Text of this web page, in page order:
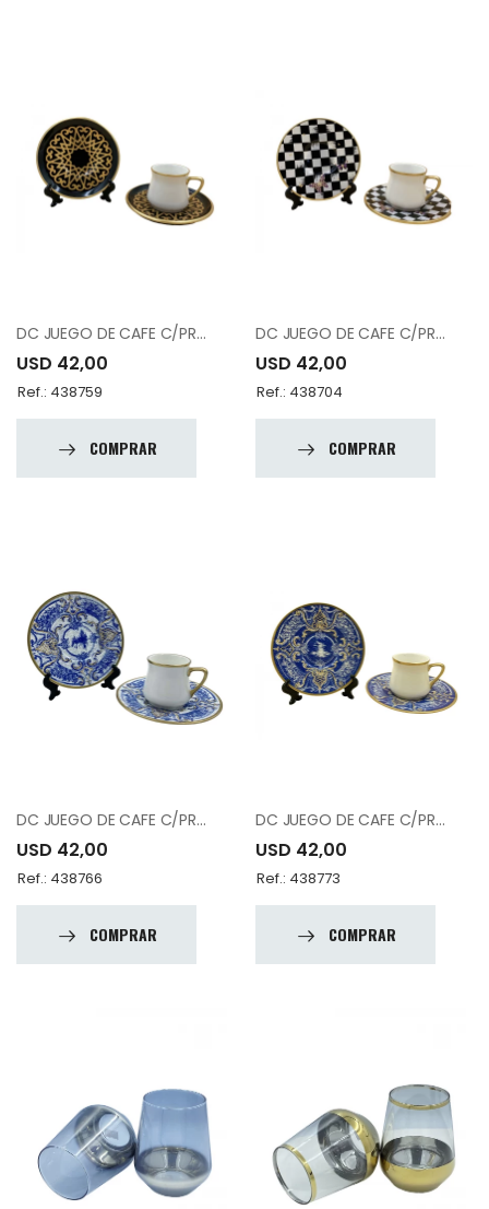
DC JUEGO DE CAFE C/PRATO 22106 PORCELAN
USD 42,00
Ref.: 438759
COMPRAR
DC JUEGO DE CAFE C/PRATO 36275 PORCELAN
USD 42,00
Ref.: 438704
COMPRAR
DC JUEGO DE CAFE C/PRATO 36322 PORCELAN
USD 42,00
Ref.: 438766
COMPRAR
DC JUEGO DE CAFE C/PRATO 36367 PORCELAN
USD 42,00
Ref.: 438773
COMPRAR